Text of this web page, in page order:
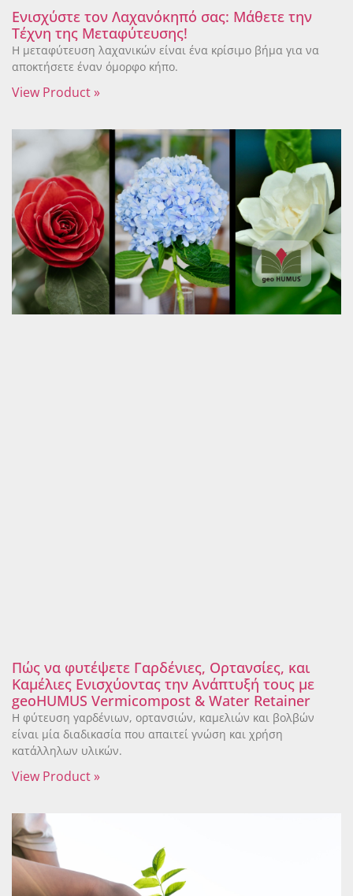
Ενισχύστε τον Λαχανόκηπό σας: Μάθετε την
Τέχνη της Μεταφύτευσης!
Η μεταφύτευση λαχανικών είναι ένα κρίσιμο βήμα για να
αποκτήσετε έναν όμορφο κήπο.
View Product »
Πώς να φυτέψετε Γαρδένιες, Ορτανσίες, και
Καμέλιες Ενισχύοντας την Ανάπτυξή τους με
geoHUMUS Vermicompost & Water Retainer
Η φύτευση γαρδένιων, ορτανσιών, καμελιών και βολβών
είναι μία διαδικασία που απαιτεί γνώση και χρήση
κατάλληλων υλικών.
View Product »